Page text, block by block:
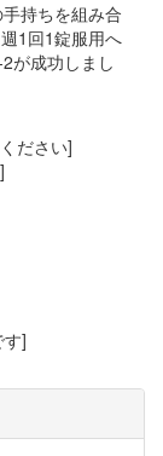
持ちを組み合
1回1錠服用へ
が成功しまし
ださい]
]